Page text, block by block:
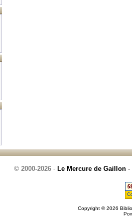
© 2000-2026 - Le Mercure de Gaillon -
Copyright © 2026